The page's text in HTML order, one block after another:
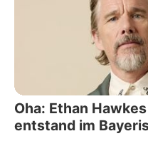
Oha: Ethan
entstand im